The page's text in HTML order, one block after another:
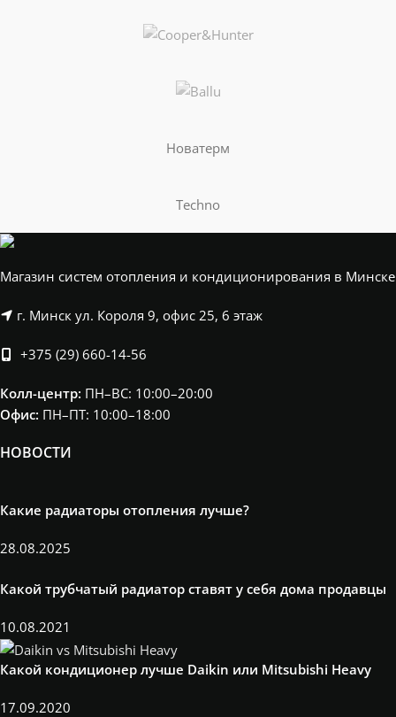
Новатерм
Techno
Магазин систем отопления и кондиционирования в Минске
г. Минск ул. Короля 9, офис 25, 6 этаж
+375 (29) 660-14-56
Колл-центр: ПН–ВС: 10:00–20:00​
Офис: ПН–ПТ: 10:00–18:00
НОВОСТИ
Какие радиаторы отопления лучше?
28.08.2025
Какой трубчатый радиатор ставят у себя дома продавцы
10.08.2021
Какой кондиционер лучше Daikin или Mitsubishi Heavy
17.09.2020